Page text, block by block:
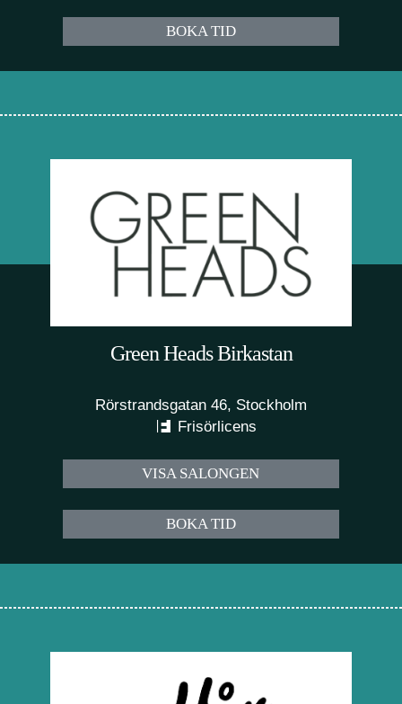
BOKA TID
Green Heads Birkastan
Rörstrandsgatan 46, Stockholm
Frisörlicens
VISA SALONGEN
BOKA TID